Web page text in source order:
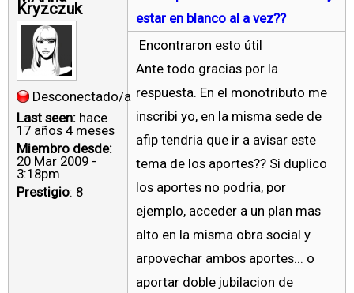
Kryzczuk
Desconectado/a
Last seen: hace
17 años 4 meses
Miembro desde:
20 Mar 2009 -
3:18pm
Prestigio: 8
estar en blanco al a vez??
Encontraron esto útil
Ante todo gracias por la
respuesta. En el monotributo me
inscribi yo, en la misma sede de
afip tendria que ir a avisar este
tema de los aportes?? Si duplico
los aportes no podria, por
ejemplo, acceder a un plan mas
alto en la misma obra social y
arpovechar ambos aportes... o
aportar doble jubilacion de